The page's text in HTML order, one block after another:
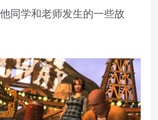
同学和老师发生的一些故